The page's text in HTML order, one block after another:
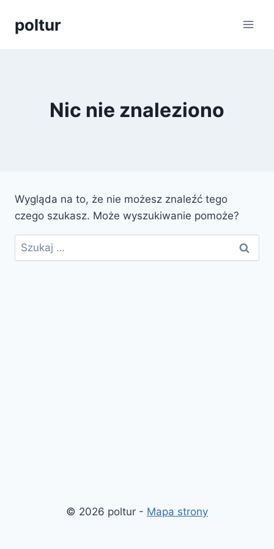
poltur
Nic nie znaleziono
Wygląda na to, że nie możesz znaleźć tego
czego szukasz. Może wyszukiwanie pomoże?
Szukaj:
© 2026 poltur - Mapa strony